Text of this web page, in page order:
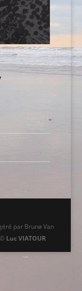
par Brunø Van
Luc VIATOUR